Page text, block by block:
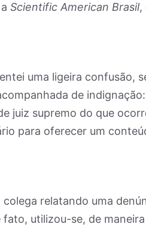
Scientific American Brasil,
uma ligeira confusão,
de
juiz supremo do que
para oferecer um
relatando uma
fato, utilizou-se, de